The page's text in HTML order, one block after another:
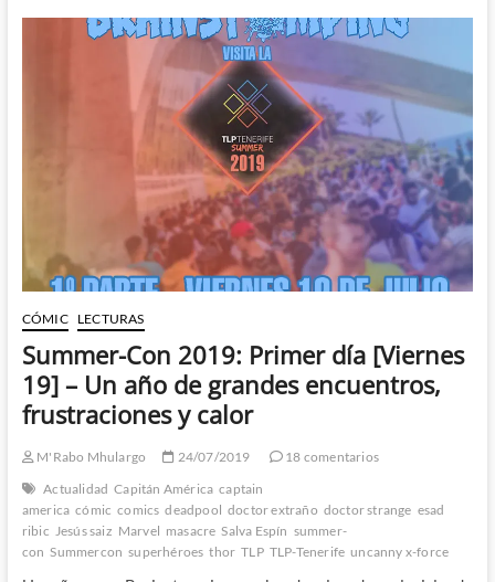
Segundo
caluroso
con
y
misma
frustración
CÓMIC LECTURAS
Summer-Con 2019: Primer día [Viernes
19] – Un año de grandes encuentros,
frustraciones y calor
M'Rabo Mhulargo 24/07/2019
18 comentarios
Actualidad Capitán América captain
america cómic comics deadpool doctor extraño doctor strange esad
ribic Jesús saiz Marvel masacre Salva Espín summer-
con Summercon superhéroes thor TLP TLP-Tenerife uncanny x-force